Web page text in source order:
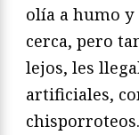
olía a humo y
cerca, pero
lejos, les
artificiales,